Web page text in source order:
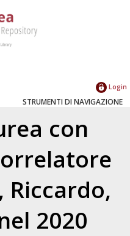
Login
STRUMENTI DI NAVIGAZIONE
con
Riccardo,
2020